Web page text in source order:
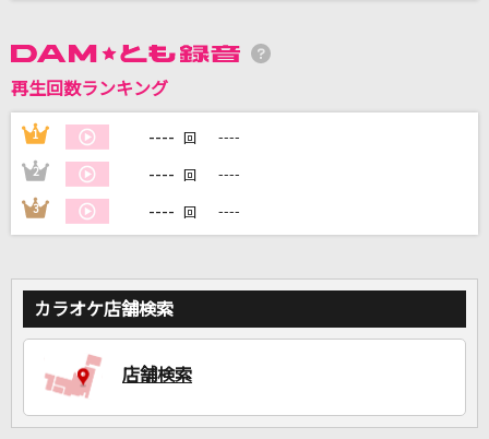
Mrs. GREEN APPLE
POP STAR
平井堅
カラオケをもっと楽しもう！
再生回数ランキング
1 ---- 回 ----
2 ---- 回 ----
3 ---- 回 ----
カラオケ店舗検索
店舗検索